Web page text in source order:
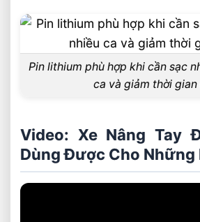
Pin lithium phù hợp khi cần sạc
ca và giảm thời gian
Video: Xe Nâng Tay
Dùng Được Cho Những